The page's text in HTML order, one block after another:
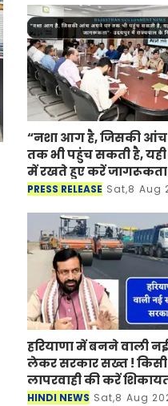
हड
“नशा आग है, जिसकी
तक भी पहुंच सकती है, यही
में रखते हुए करें
में राज्यपाल के निर्देश
PRESS RELEASE Sat,8 Aug
हरियाणा में बनने वाली
लेकर सरकार सख्त ! किसी
लापरवाही की करें
कार्रवाई
HINDI NEWS Sat,8 Aug